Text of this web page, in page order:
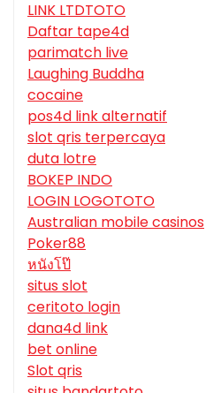
LINK LTDTOTO
Daftar tape4d
parimatch live
Laughing Buddha
cocaine
pos4d link alternatif
slot qris terpercaya
duta lotre
BOKEP INDO
LOGIN LOGOTOTO
Australian mobile casinos
Poker88
หนังโป๊
situs slot
ceritoto login
dana4d link
bet online
Slot qris